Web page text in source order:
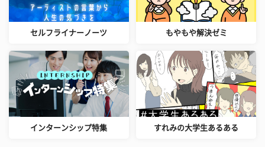
セルフライナーノーツ もやもや解決ゼミ
インターンシップ特集 すれみの大学生あるある